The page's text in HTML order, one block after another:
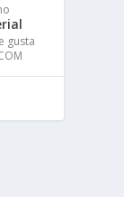
gusta